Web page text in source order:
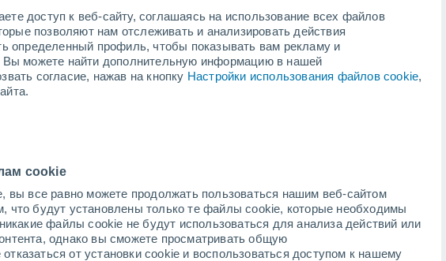
доступ к веб-сайту, соглашаясь на использование всех файлов
позволяют нам отслеживать и анализировать действия
определенный профиль, чтобы показывать вам рекламу и
Вы можете найти дополнительную информацию в нашей
согласие, нажав на кнопку Настройки использования файлов cookie,
cookie
вы все равно можете продолжать пользоваться нашим веб-сайтом
будут установлены только те файлы cookie, которые необходимы
файлы cookie не будут использоваться для анализа действий или
однако вы сможете просматривать общую
от установки cookie и воспользоваться доступом к нашему
cегодня
7 Авг.
завтра
8 Авг.
воскресенье
9 Авг.
8 9 2
в
0 /
Состояние снега
Глубина снега у подножья